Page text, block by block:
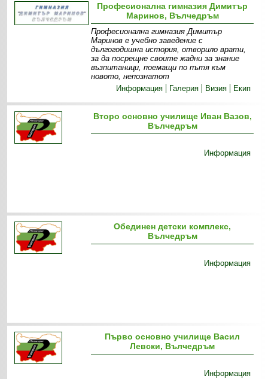
Професионална гимназия Димитър
Маринов, Вълчедръм
Професионална гимназия Димитър
Маринов е учебно заведение с
дългогодишна история, отворило врати,
за да посрещне своите жадни за знание
възпитаници, поемащи по пътя към
новото, непознатот
Информация
Галерия Визия Екип
Второ основно училище Иван Вазов,
Вълчедръм
Информация
Обединен детски комплекс,
Вълчедръм
Информация
Първо основно училище Васил
Левски, Вълчедръм
Информация